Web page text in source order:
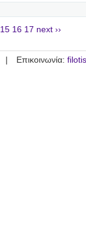
15 16 17 next ››
Επικοινωνία: